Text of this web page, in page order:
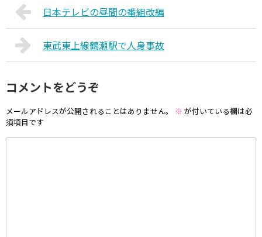
日本テレビの昼間の番組改編
東武東上線鶴瀬駅で人身事故
コメントをどうぞ
メールアドレスが公開されることはありません。 ※ が付いている欄は必
須項目です